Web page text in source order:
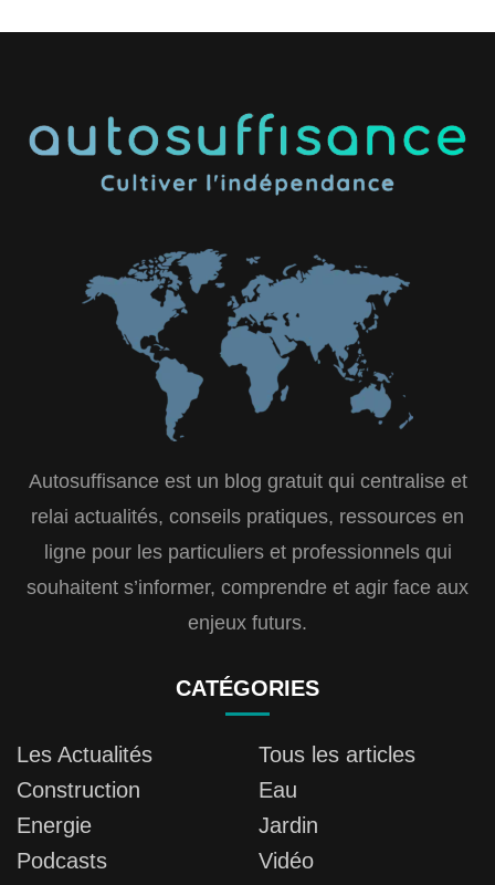
Autosuffisance est un blog gratuit qui centralise et
relai actualités, conseils pratiques, ressources en
ligne pour les particuliers et professionnels qui
souhaitent s’informer, comprendre et agir face aux
enjeux futurs.
CATÉGORIES
Les Actualités
Tous les articles
Construction
Eau
Energie
Jardin
Podcasts
Vidéo